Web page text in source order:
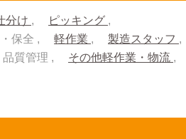
分け
ピッキング
保全 軽作業
製造スタッフ
品質管理
その他軽作業・物流